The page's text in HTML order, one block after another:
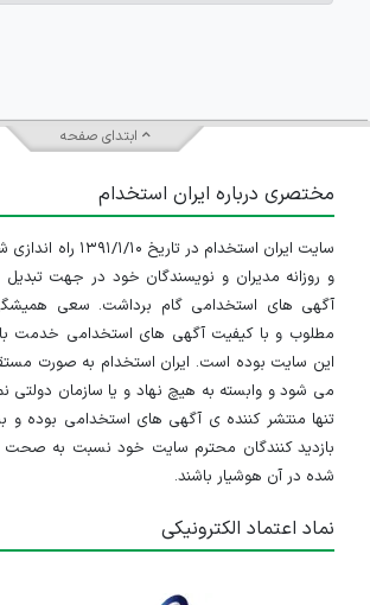
ابتدای صفحه
مختصری درباره ایران استخدام
سایت ایران استخدام در
و روزانه مدیران و نویسندگان خود در جهت
آگهی های استخدامی گام برداشت. سعی همیشگی
مطلوب و با کیفیت آگهی های استخدامی خدمت
این سایت بوده است. ایران استخدام به صورت
می شود و وابسته به هیچ نهاد و یا سازمان دولتی
تنها منتشر کننده ی آگهی های استخدامی بوده و
بازدید کنندگان محترم سایت خود نسبت به صحت
شده در آن هوشیار باشند.
نماد اعتماد الکترونیکی